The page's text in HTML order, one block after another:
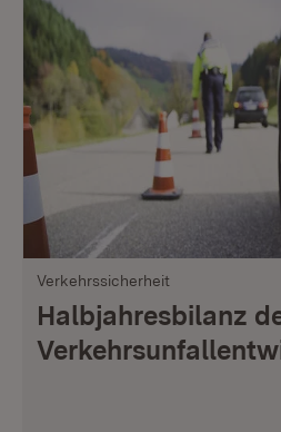
Verkehrssicherheit
Halbjahresbilanz